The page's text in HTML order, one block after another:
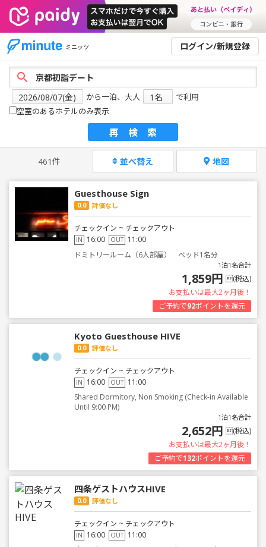
ミニッツ ログイン/新規登録
から一泊、大人
で利用
空室のあるホテルのみ表示
再検索
461件 並べ替え 地図
Guesthouse Sign
0.0 評価なし
チェックイン ~ チェックアウト
IN 16:00 OUT 11:00
ドミトリールーム（6人部屋） ベッド1名分
1泊1名合計
1,859円 (税込)
お支払いは最大2ヶ月後！
ご予約で92ポイントを還元
Kyoto Guesthouse HIVE
0.0 評価なし
チェックイン ~ チェックアウト
IN 16:00 OUT 11:00
Shared Dormitory, Non Smoking (Check-in Available
Until 9:00 PM)
1泊1名合計
2,652円 (税込)
お支払いは最大2ヶ月後！
ご予約で132ポイントを還元
四条ゲストハウスHIVE
0.0 評価なし
チェックイン ~ チェックアウト
IN 16:00 OUT 11:00